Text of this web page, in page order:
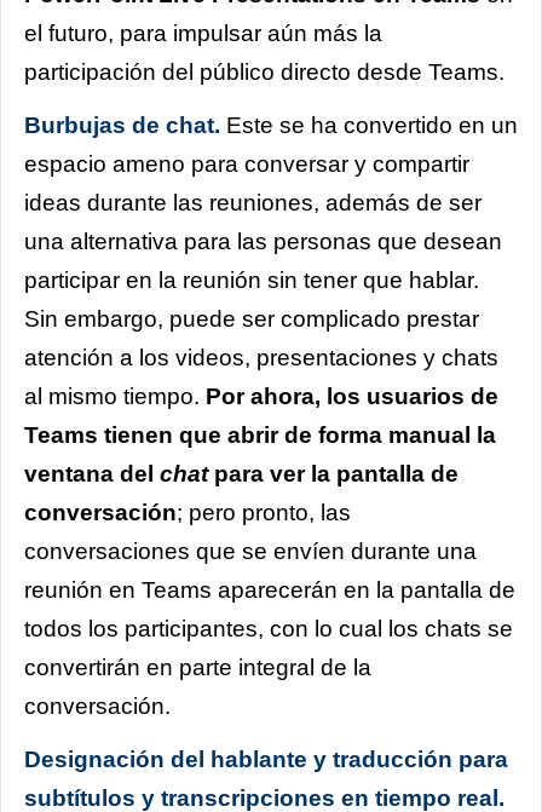
el futuro, para impulsar aún más la
participación del público directo desde Teams.
Burbujas de chat. Este se ha convertido en un
espacio ameno para conversar y compartir
ideas durante las reuniones, además de ser
una alternativa para las personas que desean
participar en la reunión sin tener que hablar.
Sin embargo, puede ser complicado prestar
atención a los videos, presentaciones y chats
al mismo tiempo. Por ahora, los usuarios de
Teams tienen que abrir de forma manual la
ventana del chatpara ver la pantalla de
conversación; pero pronto, las
conversaciones que se envíen durante una
reunión en Teams aparecerán en la pantalla de
todos los participantes, con lo cual los chats se
convertirán en parte integral de la
conversación.
Designación del hablante y traducción para
subtítulos y transcripciones en tiempo real.